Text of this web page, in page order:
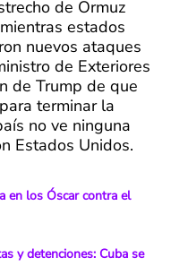
de Ormuz
estados
nuevos ataques
de Exteriores
de Trump de que
terminar la
no ve ninguna
Estados Unidos.
en los Óscar contra el
y detenciones: Cuba se